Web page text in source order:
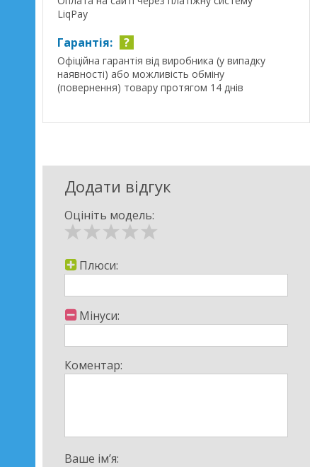
LiqPay
Гарантія: ?
Офіційна гарантія від виробника (у випадку
наявності) або можливість обміну
(повернення) товару протягом 14 днів
Додати відгук
Оцініть модель:
Плюси:
Мінуси:
Коментар:
Ваше ім’я: